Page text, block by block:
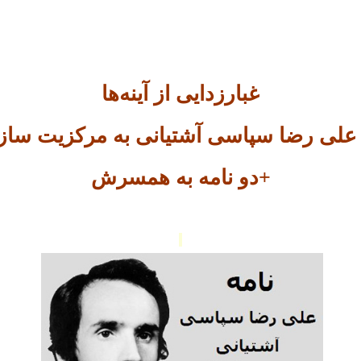
غبارزدایی از آینه‌ها
على رضا سپاسى آشتیانی به مرکزیت
+دو نامه به همسرش